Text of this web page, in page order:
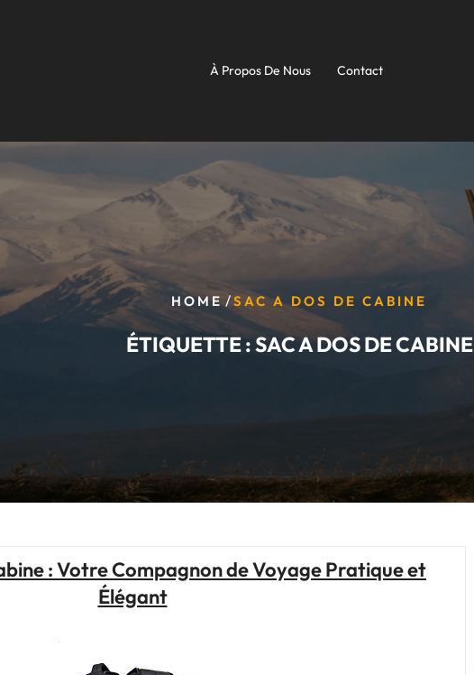
À Propos De Nous Contact
HOME /SAC A DOS DE CABINE
ÉTIQUETTE :SAC A DOS DE CABINE
: Votre Compagnon de Voyage Pratique et
Élégant